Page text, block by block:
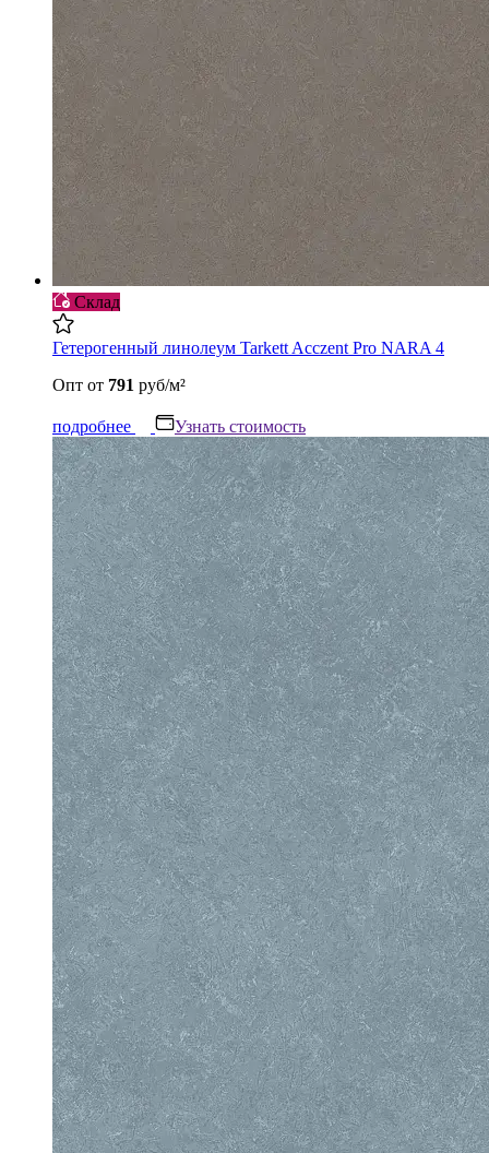
Склад
Гетерогенный линолеум Tarkett Acczent Pro NARA 4
Опт от 791 руб/м²
подробнее Узнать стоимость